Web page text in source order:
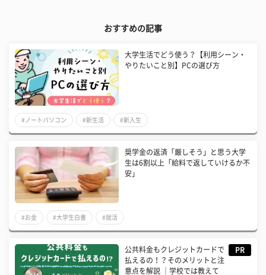
おすすめの記事
大学生活でどう使う？【利用シーン・
やりたいこと別】PCの選び方
#ノートパソコン #新生活 #新入生
奨学金の返済「厳しそう」と思う大学
生は6割以上「給料で返していけるか不
安」
#お金 #大学生白書 #就活
公共料金もクレジットカードで
払えるの！？そのメリットと注
意点を解説 ｜学校では教えて
PR